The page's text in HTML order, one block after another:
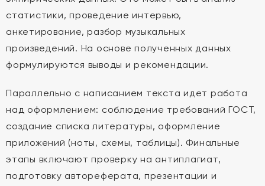
статистики, проведение интервью,
анкетирование, разбор музыкальных
произведений. На основе полученных данных
формулируются выводы и рекомендации.
Параллельно с написанием текста идет работа
над оформлением: соблюдение требований ГОСТ,
создание списка литературы, оформление
приложений (ноты, схемы, таблицы). Финальные
этапы включают проверку на антиплагиат,
подготовку автореферата, презентации и